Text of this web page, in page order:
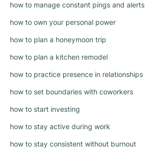
how to manage constant pings and alerts
how to own your personal power
how to plan a honeymoon trip
how to plan a kitchen remodel
how to practice presence in relationships
how to set boundaries with coworkers
how to start investing
how to stay active during work
how to stay consistent without burnout